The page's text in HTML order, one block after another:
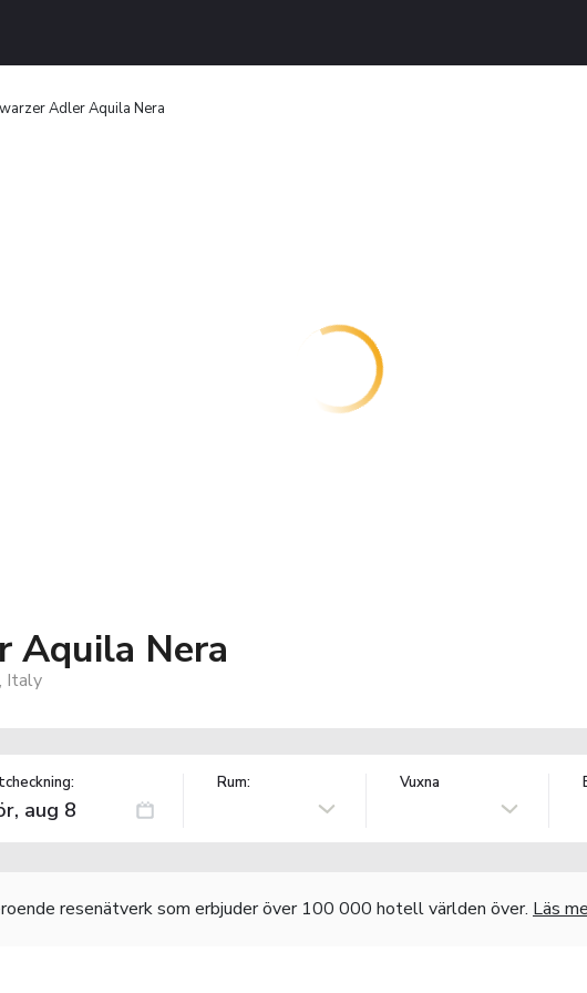
Adler Aquila Nera
Aquila Nera
Italy
Rum: Vuxna
resenätverk som erbjuder över 100 000 hotell världen över. Läs